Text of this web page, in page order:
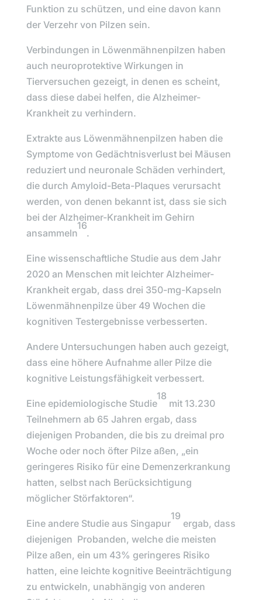
Funktion zu schützen, und eine davon kann
der Verzehr von Pilzen sein.
Verbindungen in Löwenmähnenpilzen haben
auch neuroprotektive Wirkungen in
Tierversuchen gezeigt, in denen es scheint,
dass diese dabei helfen, die Alzheimer-
Krankheit zu verhindern.
Extrakte aus Löwenmähnenpilzen haben die
Symptome von Gedächtnisverlust bei Mäusen
reduziert und neuronale Schäden verhindert,
die durch Amyloid-Beta-Plaques verursacht
werden, von denen bekannt ist, dass sie sich
bei der Alzheimer-Krankheit im Gehirn
ansammeln
16
.
Eine wissenschaftliche Studie aus dem Jahr
2020 an Menschen mit leichter Alzheimer-
Krankheit ergab, dass drei 350-mg-Kapseln
Löwenmähnenpilzeüber 49 Wochen die
kognitiven Testergebnisse verbesserten.
Andere Untersuchungen haben auch gezeigt,
dass eine höhere Aufnahme aller Pilze die
kognitive Leistungsfähigkeit verbessert.
Eine epidemiologische Studie
18
mit 13.230
Teilnehmern ab 65 Jahren ergab, dass
diejenigen Probanden, die bis zu dreimal pro
Woche oder noch öfter Pilze aßen, „ein
geringeres Risiko für eine Demenzerkrankung
hatten, selbst nach Berücksichtigung
möglicher Störfaktoren“.
Eine andere Studie aus Singapur
19
ergab, dass
diejenigen Probanden, welche die meisten
Pilze aßen, ein um 43% geringeres Risiko
hatten, eine leichte kognitive Beeinträchtigung
zu entwickeln, unabhängig von anderen